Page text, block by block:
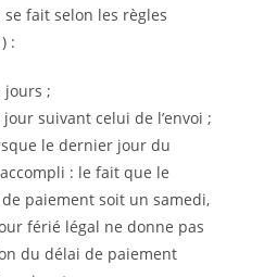
fait selon les règles
:
jours ;
suivant celui de l’envoi ;
le dernier jour du
: le fait que le
paiement soit un samedi,
férié légal ne donne pas
du délai de paiement